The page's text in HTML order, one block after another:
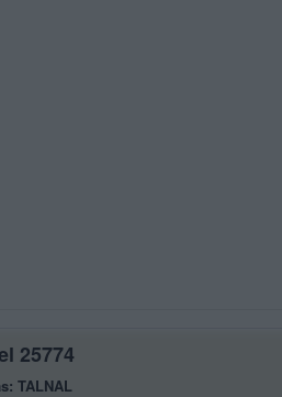
25774
TALNAL